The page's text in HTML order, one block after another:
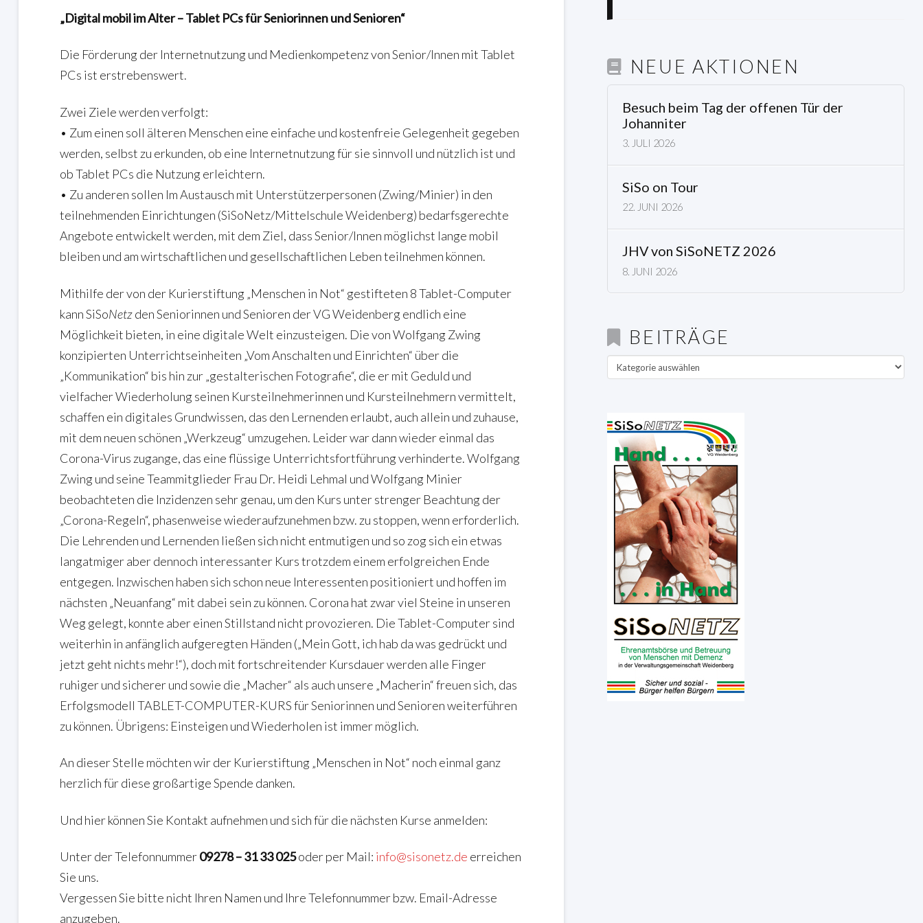
„Digital mobil im Alter – Tablet PCs für Seniorinnen und Senioren“
Die Förderung der Internetnutzung und Medienkompetenz von Senior/Innen mit Tablet
PCs ist erstrebenswert.
Zwei Ziele werden verfolgt:
• Zum einen soll älteren Menschen eine einfache und kostenfreie Gelegenheit gegeben
werden, selbst zu erkunden, ob eine Internetnutzung für sie sinnvoll und nützlich ist und
ob Tablet PCs die Nutzung erleichtern.
• Zu anderen sollen Im Austausch mit Unterstützerpersonen (Zwing/Minier) in den
teilnehmenden Einrichtungen (SiSoNetz/Mittelschule Weidenberg) bedarfsgerechte
Angebote entwickelt werden, mit dem Ziel, dass Senior/Innen möglichst lange mobil
bleiben und am wirtschaftlichen und gesellschaftlichen Leben teilnehmen können.
Mithilfe der von der Kurierstiftung „Menschen in Not“ gestifteten 8 Tablet-Computer
kann SiSoNetzden Seniorinnen und Senioren der VG Weidenberg endlich eine
Möglichkeit bieten, in eine digitale Welt einzusteigen. Die von Wolfgang Zwing
konzipierten Unterrichtseinheiten „Vom Anschalten und Einrichten“ über die
„Kommunikation“ bis hin zur „gestalterischen Fotografie“, die er mit Geduld und
vielfacher Wiederholung seinen Kursteilnehmerinnen und Kursteilnehmern vermittelt,
schaffen ein digitales Grundwissen, das den Lernenden erlaubt, auch allein und zuhause,
mit dem neuen schönen „Werkzeug“ umzugehen. Leider war dann wieder einmal das
Corona-Virus zugange, das eine flüssige Unterrichtsfortführung verhinderte. Wolfgang
Zwing und seine Teammitglieder Frau Dr. Heidi Lehmal und Wolfgang Minier
beobachteten die Inzidenzen sehr genau, um den Kurs unter strenger Beachtung der
„Corona-Regeln“, phasenweise wiederaufzunehmen bzw. zu stoppen, wenn erforderlich.
Die Lehrenden und Lernenden ließen sich nicht entmutigen und so zog sich ein etwas
langatmiger aber dennoch interessanter Kurs trotzdem einem erfolgreichen Ende
entgegen. Inzwischen haben sich schon neue Interessenten positioniert und hoffen im
nächsten „Neuanfang“ mit dabei sein zu können. Corona hat zwar viel Steine in unseren
Weg gelegt, konnte aber einen Stillstand nicht provozieren. Die Tablet-Computer sind
weiterhin in anfänglich aufgeregten Händen („Mein Gott, ich hab da was gedrückt und
jetzt geht nichts mehr!“), doch mit fortschreitender Kursdauer werden alle Finger
ruhiger und sicherer und sowie die „Macher“ als auch unsere „Macherin“ freuen sich, das
Erfolgsmodell TABLET-COMPUTER-KURS für Seniorinnen und Senioren weiterführen
zu können. Übrigens: Einsteigen und Wiederholen ist immer möglich.
An dieser Stelle möchten wir der Kurierstiftung „Menschen in Not“ noch einmal ganz
herzlich für diese großartige Spende danken.
Und hier können Sie Kontakt aufnehmen und sich für die nächsten Kurse anmelden:
Unter der Telefonnummer09278 – 31 33 025oder per Mail: info@sisonetz.de erreichen
Sie uns.
Vergessen Sie bitte nicht Ihren Namen und Ihre Telefonnummer bzw. Email-Adresse
anzugeben.
NEUE AKTIONEN
Besuch beim Tag der offenen Tür der
Johanniter
3. JULI 2026
SiSo on Tour
22. JUNI 2026
JHV von SiSoNETZ 2026
8. JUNI 2026
BEITRÄGE
Beiträge